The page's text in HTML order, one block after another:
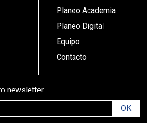
Planeo Academia
Planeo Digital
Equipo
Contacto
newsletter
OK